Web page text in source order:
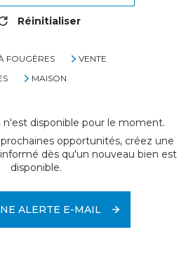
Réinitialiser
FOUGÈRES
VENTE
MAISON
n'est disponible pour le moment.
opportunités, créez une
dès qu'un nouveau bien est
disponible.
ALERTE E-MAIL